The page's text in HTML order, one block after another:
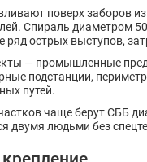
поверх заборов
Спираль диаметром
ряд острых выступов,
— промышленные
подстанции,
путей.
чаще берут СББ
двумя людьми без